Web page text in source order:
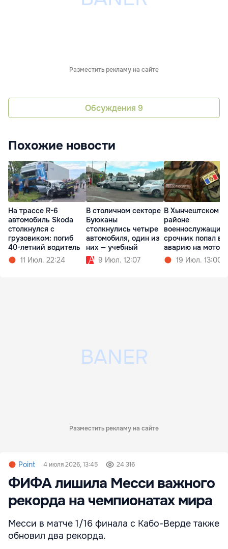
Разместить рекламу на сайте
Обсуждения 9
Похожие новости
На трассе R-6
автомобиль Skoda
столкнулся с
грузовиком: погиб
40-летний водитель
11 Июл. 22:24
В столичном секторе
Буюканы
столкнулись четыре
автомобиля, один из
них — учебный
9 Июл. 12:07
В Хынчештском
районе
военнослужащий-
срочник попал в
аварию на
19 Июл. 13:00
Разместить рекламу на сайте
Point 4 июля 2026, 13:45 24 316
ФИФА лишила Месси важного
рекорда на чемпионатах мира
Месси в матче 1/16 финала с Кабо-Верде также
обновил два рекорда.